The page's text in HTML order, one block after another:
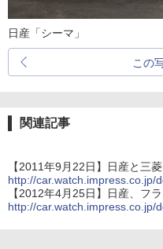
日産「シーマ」
この
関連記事
【2011年9月22日】日産と三
http://car.watch.impress.co.jp/
【2012年4月25日】日産、フ
http://car.watch.impress.co.jp/